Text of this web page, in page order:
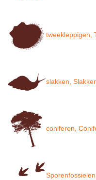
tweekleppigen,
slakken,
coniferen,